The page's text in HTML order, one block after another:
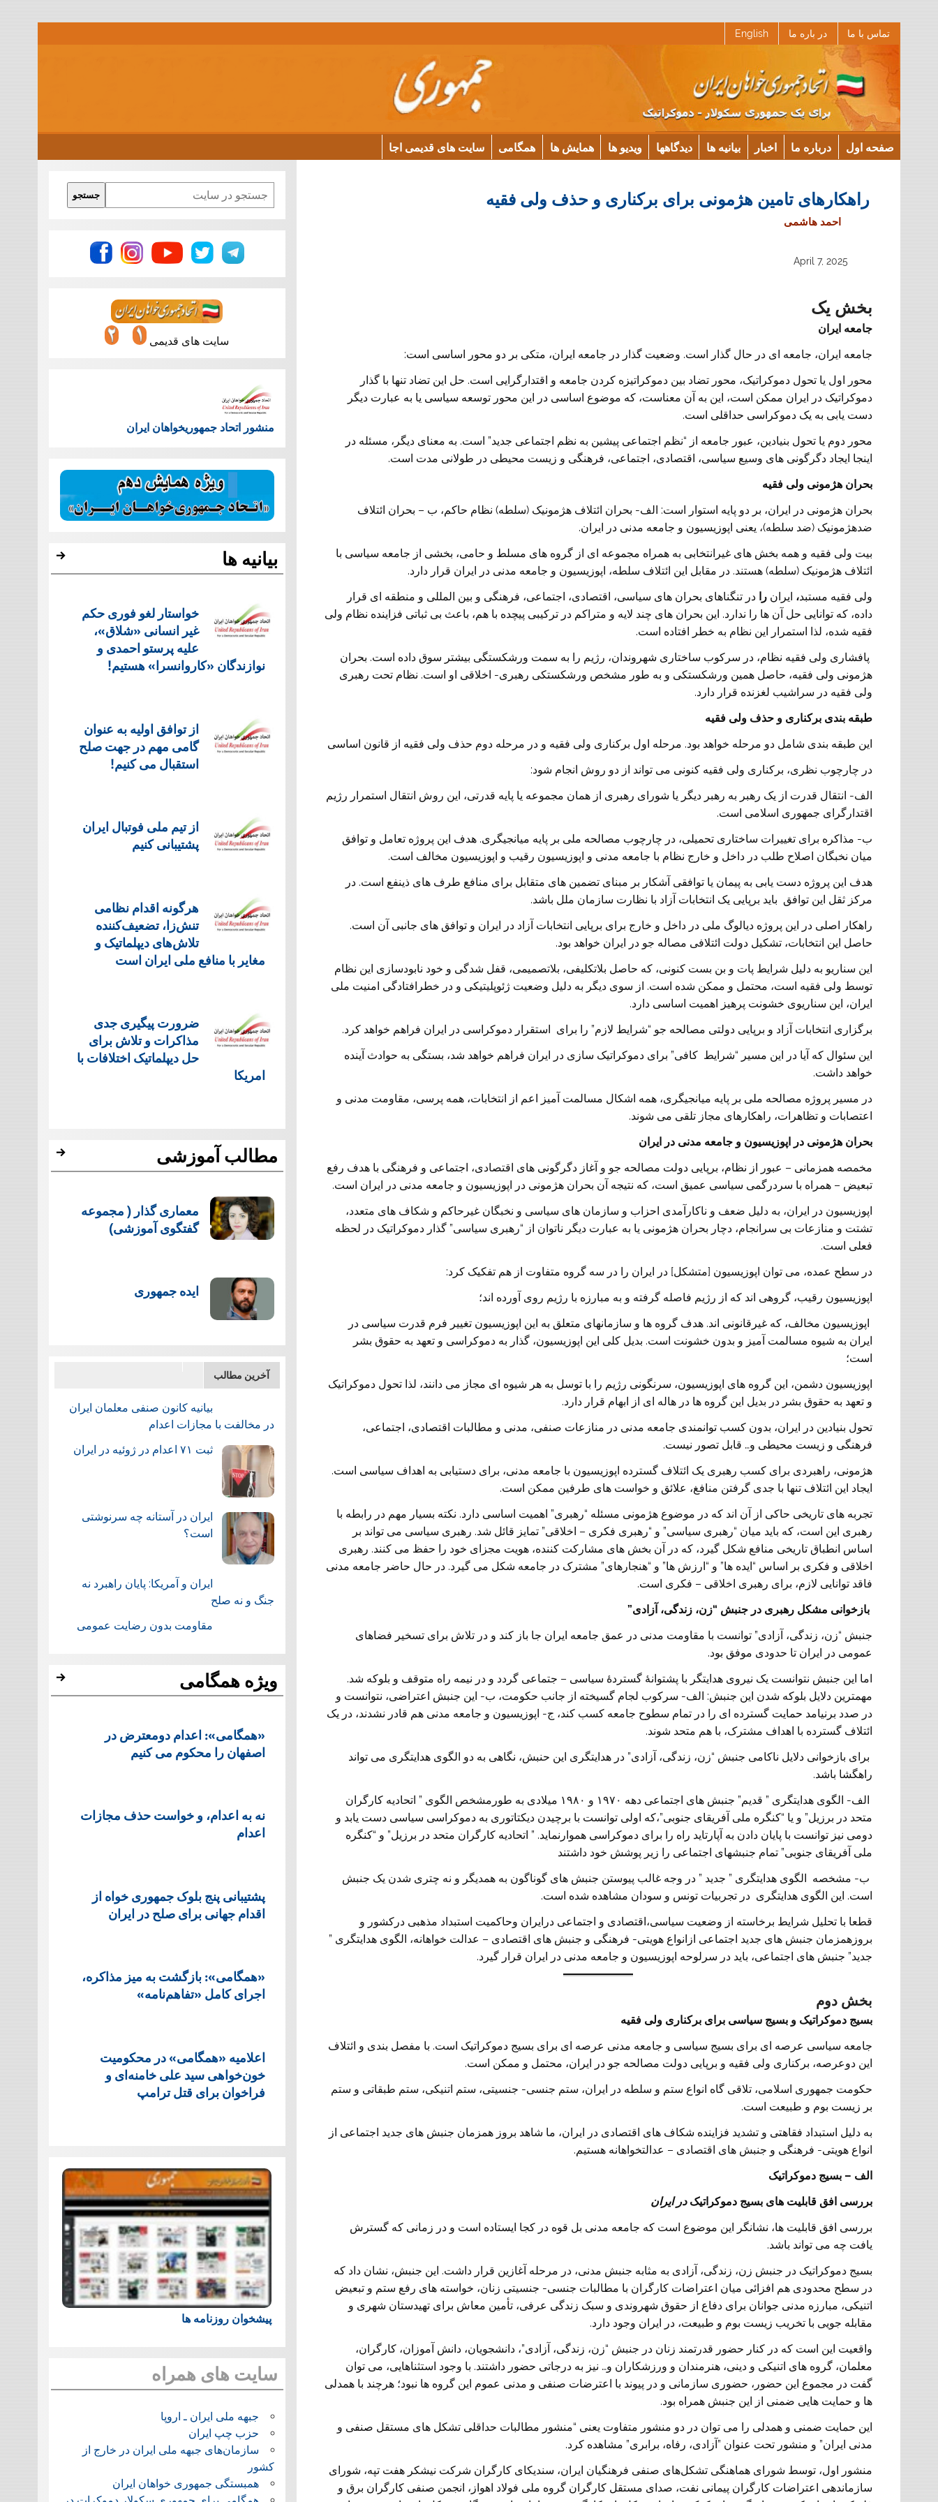
تماس با ما در باره ما English
صفحه اول درباره ما اخبار بیانیه ها دیدگاهها ویدیو ها همایش ها همگامی سایت های قدیمی اجا
راهکارهای تامین هژمونی برای برکناری و حذف ولی فقیه
احمد هاشمی
April 7, 2025
بخش یک
جامعه ایران
جامعه ایران، جامعه ای در حال گذار است. وضعیت گذار در جامعه ایران، متکی بر دو محور اساسی است:
محور اول یا تحول دموکراتیک، محور تضاد بین دموکراتیزه کردن جامعه و اقتدارگرایی است. حل این تضاد تنها با گذار
دموکراتیک در ایران ممکن است، این به آن معناست، که موضوع اساسی در این محور توسعه سیاسی یا به عبارت دیگر
دست یابی به یک دموکراسی حداقلی است.
محور دوم یا تحول بنیادین، عبور جامعه از “نظم اجتماعی پیشین به نظم اجتماعی جدید” است. به معنای دیگر، مسئله در
اینجا ایجاد دگرگونی های وسیع سیاسی، اقتصادی، اجتماعی، فرهنگی و زیست محیطی در طولانی مدت است.
بحران هژمونی ولی فقیه
بحران هژمونی در ایران، بر دو پایه استوار است: الف- بحران ائتلاف هژمونیک (سلطه) نظام حاکم، ب – بحران ائتلاف
ضدهژمونیک (ضد سلطه)، یعنی اپوزیسیون و جامعه مدنی در ایران.
بیت ولی فقیه و همه بخش های غیرانتخابی به همراه مجموعه ای از گروه های مسلط و حامی، بخشی از جامعه سیاسی با
ائتلاف هژمونیک (سلطه) هستند. در مقابل این ائتلاف سلطه، اپوزیسیون و جامعه مدنی در ایران قرار دارد.
ولی فقیه مستبد، ایران را در تنگناهای بحران های سیاسی، اقتصادی، اجتماعی، فرهنگی و بین المللی و منطقه ای قرار
داده، که توانایی حل آن ها را ندارد. این بحران های چند لایه و متراکم در ترکیبی پیچده با هم، باعث بی ثباتی فزاینده نظام ولی
فقیه شده، لذا استمرار این نظام به خطر افتاده است.
پافشاری ولی فقیه نظام، در سرکوب ساختاری شهروندان، رژیم را به سمت ورشکستگی بیشتر سوق داده است. بحران
هژمونی ولی فقیه، حاصل همین ورشکستکی و به طور مشخص ورشکستکی رهبری- اخلاقی او است. نظام تحت رهبری
ولی فقیه در سراشیب لغزنده قرار دارد.
طبقه بندی برکناری و حذف ولی فقیه
این طبقه بندی شامل دو مرحله خواهد بود. مرحله اول برکناری ولی فقیه و در مرحله دوم حذف ولی فقیه از قانون اساسی
در چارچوب نظری، برکناری ولی فقیه کنونی می تواند از دو روش انجام شود:
الف- انتقال قدرت از یک رهبر به رهبر دیگر یا شورای رهبری از همان مجموعه یا پایه قدرتی، این روش انتقال استمرار رژیم
اقتدارگرای جمهوری اسلامی است.
ب- مذاکره برای تغییرات ساختاری تحمیلی، در چارچوب مصالحه ملی بر پایه میانجیگری. هدف این پروژه تعامل و توافق
میان نخبگان اصلاح طلب در داخل و خارج نظام با جامعه مدنی و اپوزیسیون رقیب و اپوزیسیون مخالف است.
هدف این پروژه دست یابی به پیمان یا توافقی آشکار بر مبنای تضمین های متقابل برای منافع طرف های ذینفع است. در
مرکز ثقل این توافق باید برپایی یک انتخابات آزاد با نظارت سازمان ملل باشد.
راهکار اصلی در این پروژه دیالوگ ملی در داخل و خارج برای برپایی انتخابات آزاد در ایران و توافق های جانبی آن است.
حاصل این انتخابات، تشکیل دولت ائتلافی مصاله جو در ایران خواهد بود.
این سناریو به دلیل شرایط پات و بن بست کنونی، که حاصل بلاتکلیفی، بلاتصمیمی، قفل شدگی و خود نابودسازی این نظام
توسط ولی فقیه است، محتمل و ممکن شده است. از سوی دیگر به دلیل وضعیت ژئوپلیتیکی و در خطرافتادگی امنیت ملی
ایران، این سناریوی خشونت پرهیز اهمیت اساسی دارد.
برگزاری انتخابات آزاد و برپایی دولتی مصالحه جو “شرایط لازم” را برای استقرار دموکراسی در ایران فراهم خواهد کرد.
این سئوال که آیا در این مسیر “شرایط کافی” برای دموکراتیک سازی در ایران فراهم خواهد شد، بستگی به حوادث آینده
خواهد داشت.
در مسیر پروژه مصالحه ملی بر پایه میانجیگری، همه اشکال مسالمت آمیز اعم از انتخابات، همه پرسی، مقاومت مدنی و
اعتصابات و تظاهرات، راهکارهای مجاز تلقی می شوند.
بحران هژمونی در اپوزیسیون و جامعه مدنی در ایران
مخمصه همزمانی – عبور از نظام، برپایی دولت مصالحه جو و آغاز دگرگونی های اقتصادی، اجتماعی و فرهنگی با هدف رفع
تبعیض – همراه با سردرگمی سیاسی عمیق است، که نتیجه آن بحران هژمونی در اپوزیسیون و جامعه مدنی در ایران است.
اپوزیسیون در ایران، به دلیل ضعف و ناکارآمدی احزاب و سازمان های سیاسی و نخبگان غیرحاکم و شکاف های متعدد،
تشتت و منازعات بی سرانجام، دچار بحران هژمونی یا به عبارت دیگر ناتوان از “رهبری سیاسی” گذار دموکراتیک در لحظه
فعلی است.
در سطح عمده، می توان اپوزیسیون [متشکل] در ایران را در سه گروه متفاوت از هم تفکیک کرد:
اپوزیسیون رقیب، گروهی اند که از رژیم فاصله گرفته و به مبارزه با رژیم روی آورده اند؛
اپوزیسیون مخالف، که غیرقانونی اند. هدف گروه ها و سازمانهای متعلق به این اپوزیسیون تغییر فرم قدرت سیاسی در
ایران به شیوه مسالمت آمیز و بدون خشونت است. بدیل کلی این اپوزیسیون، گذار به دموکراسی و تعهد به حقوق بشر
است؛
اپوزیسیون دشمن، این گروه های اپوزیسیون، سرنگونی رژیم را با توسل به هر شیوه ای مجاز می دانند، لذا تحول دموکراتیک
و تعهد به حقوق بشر در بدیل این گروه ها در هاله ای از ابهام قرار دارد.
تحول بنیادین در ایران، بدون کسب توانمندی جامعه مدنی در منازعات صنفی، مدنی و مطالبات اقتصادی، اجتماعی،
فرهنگی و زیست محیطی و… قابل تصور نیست.
هژمونی، راهبردی برای کسب رهبری یک ائتلاف گسترده اپوزیسیون با جامعه مدنی، برای دستیابی به اهداف سیاسی است.
ایجاد این ائتلاف تنها با جدی گرفتن منافغ، علائق و خواست های طرفین ممکن است.
تجربه های تاریخی حاکی از آن اند که در موضوع هژمونی مسئله “رهبری” اهمیت اساسی دارد. نکته بسیار مهم در رابطه با
رهبری این است، که باید میان “رهبری سیاسی” و “رهبری فکری – اخلاقی” تمایز قائل شد. رهبری سیاسی می تواند بر
اساس انطباق تاریخی منافع شکل گیرد، که در آن بخش های مشارکت کننده، هویت مجزای خود را حفظ می کنند. رهبری
اخلاقی و فکری بر اساس “ایده ها” و “ارزش ها” و “هنجارهای” مشترک در جامعه شکل می گیرد. در حال حاضر جامعه مدنی
فاقد توانایی لازم، برای رهبری اخلاقی – فکری است.
بازخوانی مشکل رهبری در جنبش “زن، زندگی، آزادی”
جنبش “زن، زندگی، آزادی” توانست با مقاومت مدنی در عمق جامعه ایران جا باز کند و در تلاش برای تسخیر فضاهای
عمومی در ایران تا حدودی موفق بود.
اما این جنبش نتوانست یک نیروی هدایتگر با پشتوانۀ گستردۀ سیاسی – جتماعی گردد و در نیمه راه متوقف و بلوکه شد.
مهمترین دلایل بلوکه شدن این جنبش: الف- سرکوب لجام گسیخته از جانب حکومت، ب- این جنبش اعتراضی، نتوانست و
در صدد برنیامد حمایت گسترده ای را در تمام سطوح جامعه کسب کند، ج- اپوزیسیون و جامعه مدنی هم قادر نشدند، در یک
ائتلاف گسترده با اهداف مشترک، با هم متحد شوند.
برای بازخوانی دلایل ناکامی جنبش “زن، زندگی، آزادی” در هدایتگری این حنبش، نگاهی به دو الگوی هدایتگری می تواند
راهگشا باشد.
الف- الگوی هدایتگری ” قدیم” جنبش های اجتماعی دهه ۱۹۷۰ و ۱۹۸۰ میلادی به طورمشخص الگوی ” اتحادیه کارگران
متحد در برزیل” و یا “کنگره ملی آفریقای جنوبی”،که اولی توانست با برچیدن دیکتاتوری به دموکراسی سیاسی دست یابد و
دومی نیز توانست با پایان دادن به آپارتاید راه را برای دموکراسی هموارنماید. ” اتحادیه کارگران متحد در برزیل” و “کنگره
ملی آفریقای جنوبی” تمام جنبشهای اجتماعی را زیر پوشش خود داشتند
ب- مشخصه الگوی هدایتگری ” جدید ” در وجه غالب پیوستن جنبش های گوناگون به همدیگر و نه چتری شدن یک جنبش
است. این الگوی هدایتگری در تجربیات تونس و سودان مشاهده شده است.
قطعا با تحلیل شرایط برخاسته از وضعیت سیاسی،اقتصادی و اجتماعی درایران وحاکمیت استبداد مذهبی درکشور و
بروزهمزمان جنبش های جدید اجتماعی ازانواع هویتی- فرهنگی و جنبش های اقتصادی – عدالت خواهانه، الگوی هدایتگری ”
جدید” جنبش های اجتماعی، باید در سرلوحه اپوزیسیون و جامعه مدنی در ایران قرار گیرد.
بخش دوم
بسیج دموکراتیک و بسیج سیاسی برای برکناری ولی فقیه
جامعه سیاسی عرصه ای برای بسیج سیاسی و جامعه مدنی عرصه ای برای بسیج دموکراتیک است. با مفصل بندی و ائتلاف
این دوعرصه، برکناری ولی فقیه و برپایی دولت مصالحه جو در ایران، محتمل و ممکن است.
حکومت جمهوری اسلامی، تلاقی گاه انواع ستم و سلطه در ایران، ستم جنسی- جنسیتی، ستم اتنیکی، ستم طبقاتی و ستم
بر زیست بوم و طبیعت است.
به دلیل استبداد فقاهتی و تشدید فزاینده شکاف های اقتصادی در ایران، ما شاهد بروز همزمان جنبش های جدید اجتماعی از
انواع هویتی- فرهنگی و جنبش های اقتصادی – عدالتخواهانه هستیم.
الف – بسیج دموکراتیک
بررسی افق قابلیت های بسیج دموکراتیکدر ایران
بررسی افق قابلیت ها، نشانگر این موضوع است که جامعه مدنی بل قوه در کجا ایستاده است و در زمانی که گسترش
یافت چه می تواند باشد.
بسیج دموکراتیک در جنبش زن، زندگی، آزادی به مثابه جنبش مدنی، در مرحله آغازین قرار داشت. این جنبش، نشان داد که
در سطح محدودی هم افزائی میان اعتراضات کارگران با مطالبات جنسی- جنسیتی زنان، خواسته های رفع ستم و تبعیض
اتنیکی، مبارزه مدنی جوانان برای دفاع از حقوق شهروندی و سبک زندگی عرفی، تأمین معاش برای تهیدستان شهری و
مقابله جویی با تخریب زیست بوم و طبیعت، در ایران وجود دارد.
واقعیت این است که در کنار حضور قدرتمند زنان در جنبش “زن، زندگی، آزادی”، دانشجویان، دانش آموزان، کارگران،
معلمان، گروه های اتنیکی و دینی، هنرمندان و ورزشکاران و… نیز به درجاتی حضور داشتند. با وجود استثناهایی، می توان
گفت در مجموع این حضور، حضوری سازمانی و در پیوند با اعترضات صنفی و مدنی عموم این گروه ها نبود؛ هرچند با همدلی
ها و حمایت هایی ضمنی از این جنبش همراه بود.
این حمایت ضمنی و همدلی را می توان در دو منشور متفاوت یعنی “منشور مطالبات حداقلی تشکل های مستقل صنفی و
مدنی ایران” و منشور تحت عنوان ”آزادی، رفاه، برابری” مشاهده کرد.
منشور اول، توسط شورای هماهنگی تشکل‌های صنفی فرهنگیان ایران، سندیکای کارگران شرکت نیشکر‌ هفت تپه، شورای
سازماندهی اعتراضات کارگران پیمانی نفت، صدای مستقل کارگران گروه ملی فولاد اهواز، انجمن صنفی کارگران برق و
Search
جستجو
سایت های قدیمی
منشور اتحاد جمهوریخواهان ایران
بیانیه ها
خواستار لغو فوری حکم
غیر انسانی «شلاق»،
علیه پرستو احمدی و
نوازندگان «کاروانسرا» هستیم!
از توافق اولیه به عنوان
گامی مهم در جهت صلح
استقبال می کنیم!
از تیم ملی فوتبال ایران
پشتیبانی کنیم
هرگونه اقدام نظامی
تنش‌زا، تضعیف‌کننده
تلاش‌های دیپلماتیک و
مغایر با منافع ملی ایران است
ضرورت پیگیری جدی
مذاکرات و تلاش برای
حل دیپلماتیک اختلافات با
امریکا
مطالب آموزشی
معماری گذار ( مجموعه
گفتگوی آموزشی)
ایده جمهوری
آخرین مطالب
بیانیه کانون صنفی معلمان ایران
در مخالفت با مجازات اعدام
ثبت ۷۱ اعدام در ژوئيه در ایران
ایران در آستانه چه سرنوشتی
است؟
ایران و آمریکا: پایان راهبرد نه
جنگ و نه صلح
مقاومت بدون رضایت عمومی
ویژه همگامی
«همگامی»: اعدام دومعترض در
اصفهان را محکوم می کنیم
نه به اعدام، و خواست حذف مجازات
اعدام
پشتيبانی پنج بلوک جمهوری خواه از
اقدام جهانی برای صلح در ایران
«همگامی»: بازگشت به میز مذاکره،
اجرای کامل «تفاهم‌نامه»
اعلامیه «همگامی» در محکومیت
خون‌خواهی سید علی خامنه‌ای و
فراخوان برای قتل ترامپ
پیشخوان روزنامه ها
سایت های همراه
جبهه ملی ایران ـ اروپا
حزب چپ ایران
سازمان‌های جبهه ملی ایران در خارج از
کشور
همبستگی جمهوری خواهان ایران